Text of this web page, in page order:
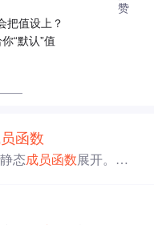
把值设上？
“默认”值
赞
函数
态成员函数展开。详